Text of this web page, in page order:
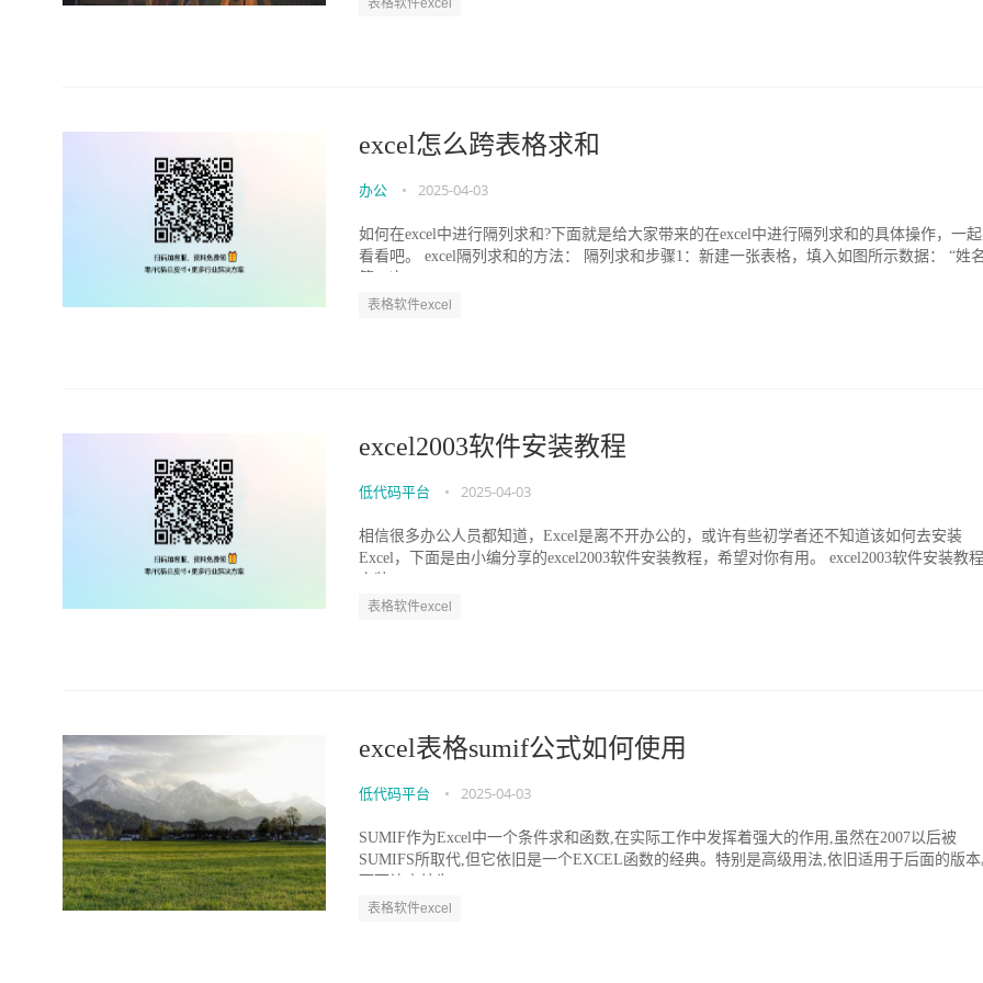
表格软件excel
excel怎么跨表格求和
办公 • 2025-04-03
如何在excel中进行隔列求和?下面就是给大家带来的在excel中进行隔列求和的具体操作，一
看看吧。 excel隔列求和的方法： 隔列求和步骤1：新建一张表格，填入如图所示数据： “姓
表格软件excel
excel2003软件安装教程
低代码平台 • 2025-04-03
相信很多办公人员都知道，Excel是离不开办公的，或许有些初学者还不知道该如何去安装
Excel，下面是由小编分享的excel2003软件安装教程，希望对你有用。 excel2003软件安装教
表格软件excel
excel表格sumif公式如何使用
低代码平台 • 2025-04-03
SUMIF作为Excel中一个条件求和函数,在实际工作中发挥着强大的作用,虽然在2007以后被
SUMIFS所取代,但它依旧是一个EXCEL函数的经典。特别是高级用法,依旧适用于后面的版
表格软件excel